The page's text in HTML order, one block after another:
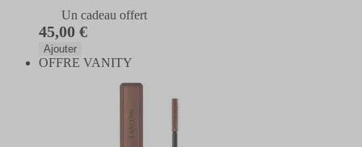
Un cadeau offert
45,00 €
Ajouter
OFFRE VANITY